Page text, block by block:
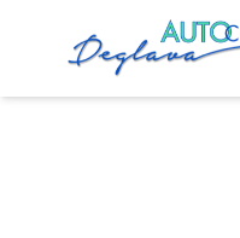
Главная Услуги